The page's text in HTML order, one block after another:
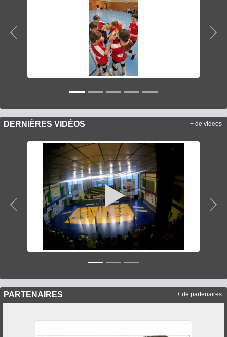
Précedent
DERNIÈRES VIDÉOS
Précedent
+ de videos
PARTENAIRES + de partenaires